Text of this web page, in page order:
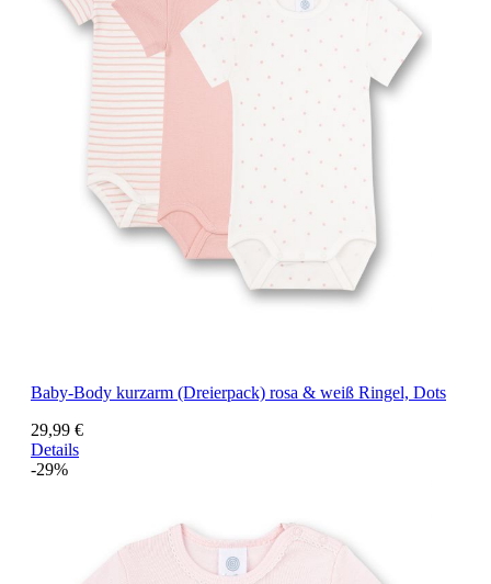
Baby-Body kurzarm (Dreierpack) rosa & weiß Ringel, Dots
29,99 €
Details
-29%